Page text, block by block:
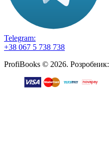
Telegram:
+38 067 5 738 738
ProfiBooks © 2026. Розробник: